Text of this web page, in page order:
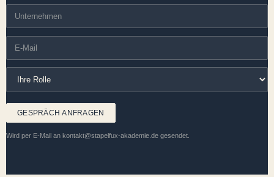
GESPRÄCH ANFRAGEN
Wird per E-Mail an kontakt@stapelfux-akademie.de gesendet.